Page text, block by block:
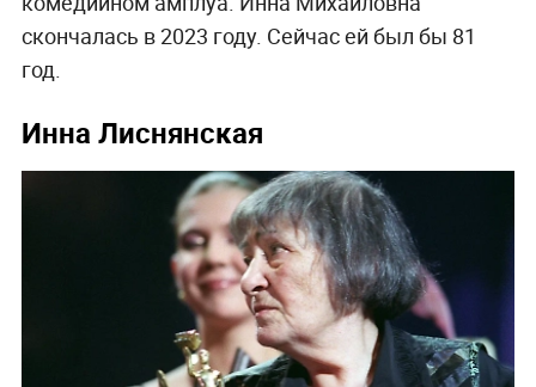
скончалась в 2023 году. Сейчас ей был бы 81
год.
Инна Лиснянская